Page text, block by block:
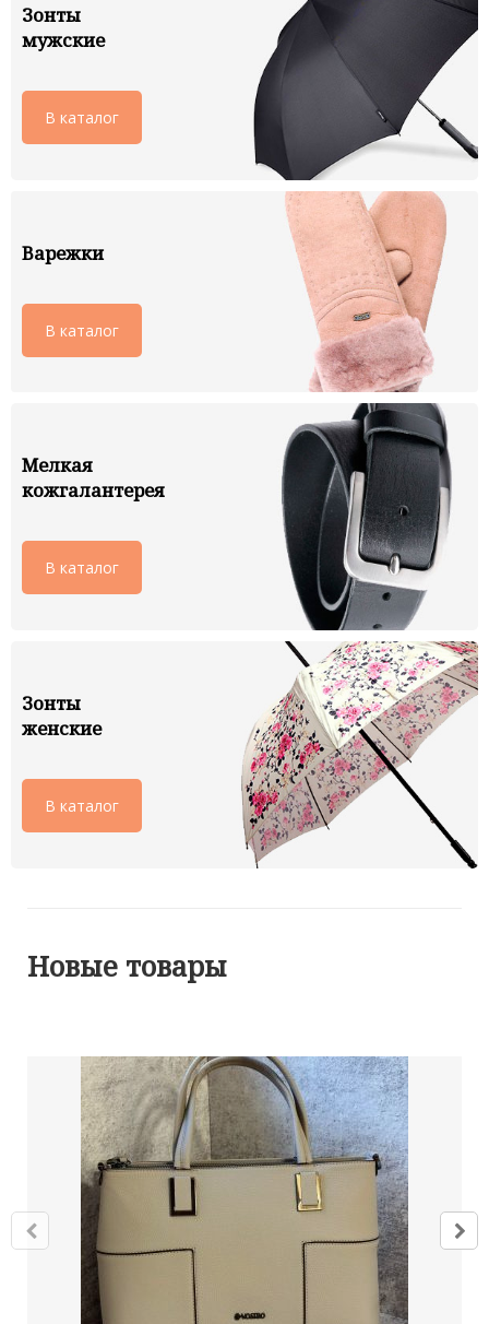
Зонты
мужские
В каталог
Варежки
В каталог
Мелкая
кожгалантерея
В каталог
Зонты
женские
В каталог
Новые товары